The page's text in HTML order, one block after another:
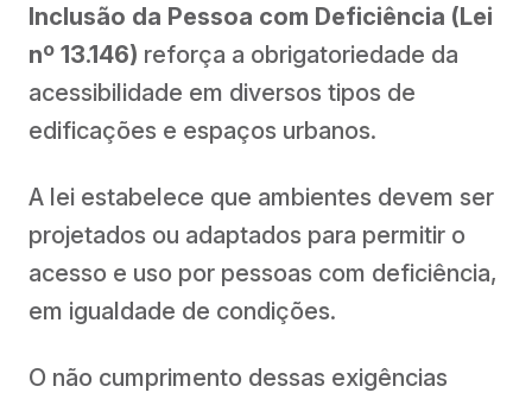
Inclusão da Pessoa com Deficiência (Lei
nº 13.146) reforça a obrigatoriedade da
acessibilidade em diversos tipos de
edificações e espaços urbanos.
A lei estabelece que ambientes devem ser
projetados ou adaptados para permitir o
acesso e uso por pessoas com deficiência,
em igualdade de condições.
O não cumprimento dessas exigências